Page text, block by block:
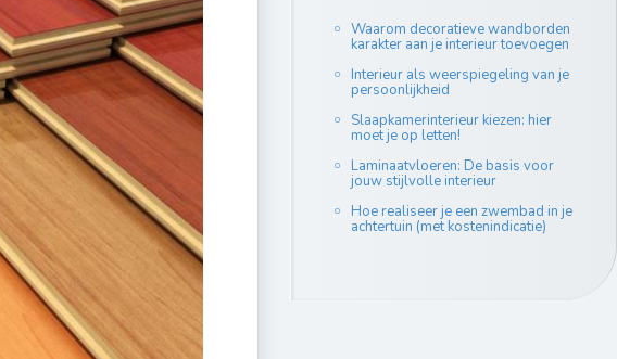
Waarom decoratieve wandborden
karakter aan je interieur toevoegen
Interieur als weerspiegeling van je
persoonlijkheid
Slaapkamerinterieur kiezen: hier
moet je op letten!
Laminaatvloeren: De basis voor
jouw stijlvolle interieur
Hoe realiseer je een zwembad in je
achtertuin (met kostenindicatie)